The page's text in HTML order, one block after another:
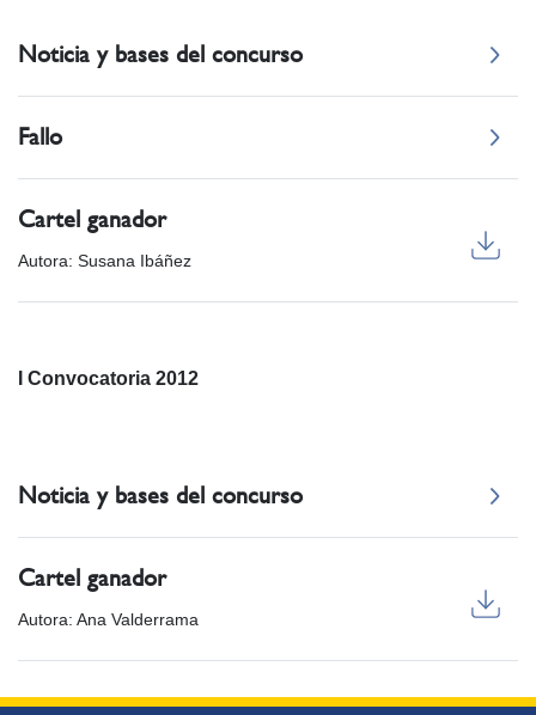
Noticia y bases del concurso
Fallo
Cartel ganador
Autora: Susana Ibáñez
I Convocatoria 2012
Noticia y bases del concurso
Cartel ganador
Autora: Ana Valderrama